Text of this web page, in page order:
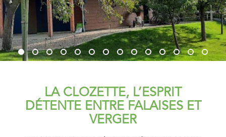
LA CLOZETTE, L’ESPRIT
DÉTENTE ENTRE FALAISES ET
VERGER